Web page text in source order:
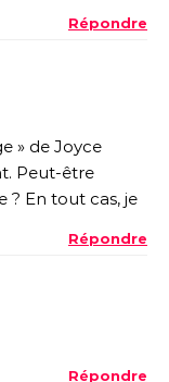
Répondre
» de Joyce
Peut-être
? En tout cas, je
Répondre
Répondre